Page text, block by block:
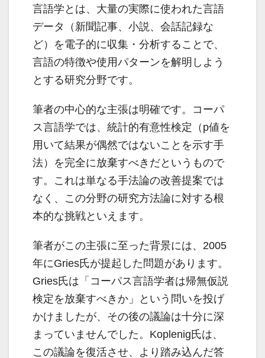
言語学とは、大量の実際に使われた言語
データ（新聞記事、小説、会話記録な
ど）を電子的に収集・分析することで、
言語の特徴や使用パターンを解明しよう
とする研究分野です。
筆者の中心的な主張は明確です。コーパ
ス言語学では、統計的有意性検定（p値を
用いて結果が偶然ではないことを示す手
法）を完全に放棄すべきだというもので
す。これは単なる手法論の改善提案では
なく、この分野の研究方法論に対する根
本的な挑戦といえます。
筆者がこの主張に至った背景には、2005
年にGries氏が提起した問題があります。
Gries氏は「コーパス言語学者は帰無仮説
検定を放棄すべきか」という問いを投げ
かけましたが、その後の議論は十分に深
まっていませんでした。Koplenig氏は、
この議論を復活させ、より踏み込んだ答